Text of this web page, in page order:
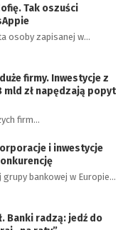
Tak oszuści
osoby zapisanej w…
firmy. Inwestycje z
mld zł napędzają popyt
firm…
i inwestycje
bankowej w Europie…
Banki radzą: jedź do